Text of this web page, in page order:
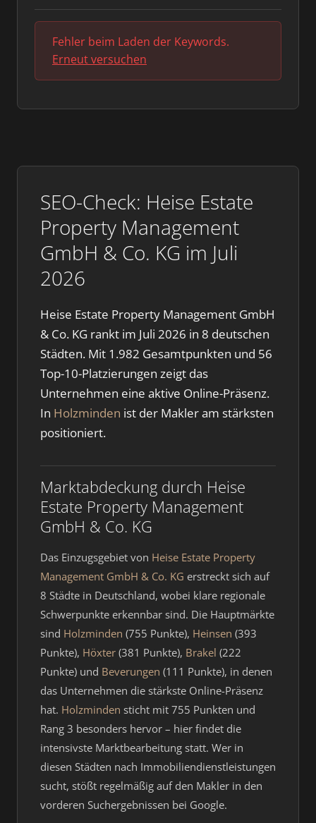
SEO-Check: Heise Estate
Property Management
GmbH & Co. KG im Juli
2026
Heise Estate Property Management GmbH
& Co. KG rankt im Juli 2026 in 8 deutschen
Städten. Mit 1.982 Gesamtpunkten und 56
Top-10-Platzierungen zeigt das
Unternehmen eine aktive Online-Präsenz.
In Holzminden ist der Makler am stärksten
positioniert.
Marktabdeckung durch Heise
Estate Property Management
GmbH & Co. KG
Das Einzugsgebiet von Heise Estate Property
Management GmbH & Co. KG erstreckt sich auf
8 Städte in Deutschland, wobei klare regionale
Schwerpunkte erkennbar sind. Die Hauptmärkte
sind Holzminden (755 Punkte), Heinsen (393
Punkte), Höxter (381 Punkte), Brakel (222
Punkte) und Beverungen (111 Punkte), in denen
das Unternehmen die stärkste Online-Präsenz
hat. Holzminden sticht mit 755 Punkten und
Rang 3 besonders hervor – hier findet die
intensivste Marktbearbeitung statt. Wer in
diesen Städten nach Immobiliendienstleistungen
sucht, stößt regelmäßig auf den Makler in den
vorderen Suchergebnissen bei Google.
Fehler beim Laden der Keywords.
Erneut versuchen